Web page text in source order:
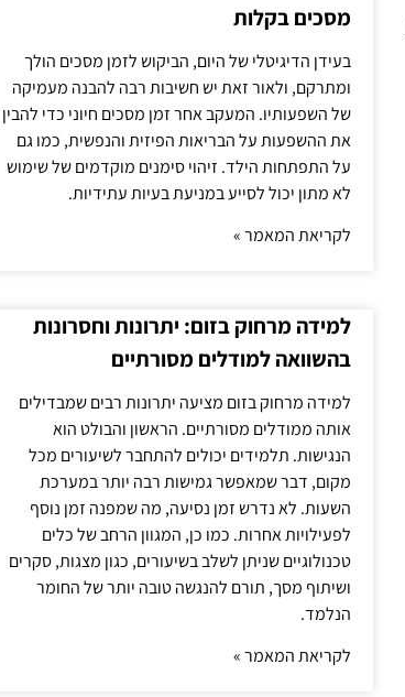
מסכים בקלות
בעידן הדיגיטלי של היום, הביקוש לזמן מסכים הולך
ומתרקם, ולאור זאת יש חשיבות רבה להבנה מעמיקה
של השפעותיו. המעקב אחר זמן מסכים חיוני כדי להבין
את ההשפעות על הבריאות הפיזית והנפשית, כמו גם
על התפתחות הילד. זיהוי סימנים מוקדמים של שימוש
לא מתון יכול לסייע במניעת בעיות עתידיות.
לקריאת המאמר »
למידה מרחוק בזום: יתרונות וחסרונות
בהשוואה למודלים מסורתיים
למידה מרחוק בזום מציעה יתרונות רבים שמבדילים
אותה ממודלים מסורתיים. הראשון והבולט הוא
הנגישות. תלמידים יכולים להתחבר לשיעורים מכל
מקום, דבר שמאפשר גמישות רבה יותר במערכת
השעות. לא נדרש זמן נסיעה, מה שמפנה זמן נוסף
לפעילויות אחרות. כמו כן, המגוון הרחב של כלים
טכנולוגיים שניתן לשלב בשיעורים, כגון מצגות, סקרים
ושיתוף מסך, תורם להנגשה טובה יותר של החומר
הנלמד.
לקריאת המאמר »